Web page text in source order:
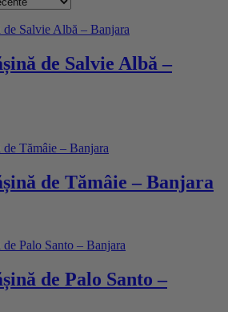
de Salvie Albă –
de Tămâie – Banjara
de Palo Santo –